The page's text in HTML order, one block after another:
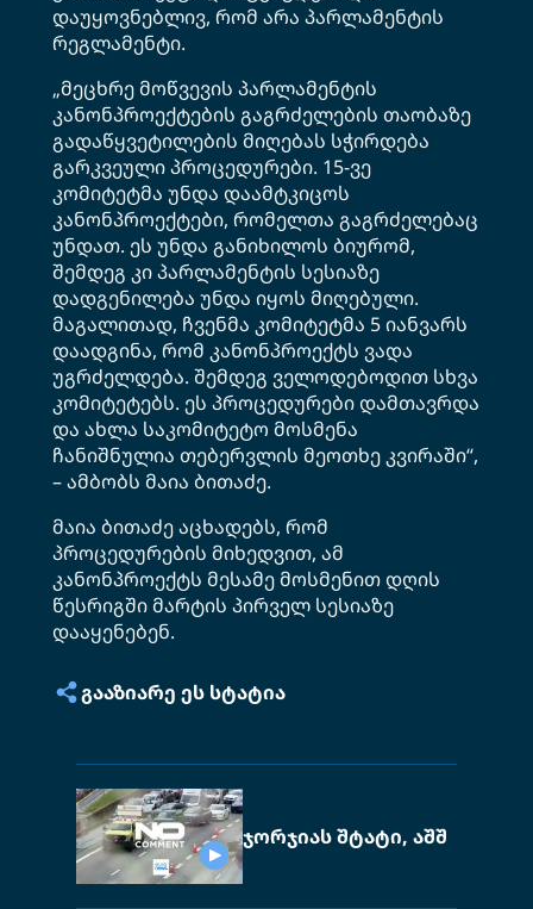
დაუყოვნებლივ, რომ არა პარლამენტის
რეგლამენტი.
„მეცხრე მოწვევის პარლამენტის
კანონპროექტების გაგრძელების თაობაზე
გადაწყვეტილების მიღებას სჭირდება
გარკვეული პროცედურები. 15-ვე
კომიტეტმა უნდა დაამტკიცოს
კანონპროექტები, რომელთა გაგრძელებაც
უნდათ. ეს უნდა განიხილოს ბიურომ,
შემდეგ კი პარლამენტის სესიაზე
დადგენილება უნდა იყოს მიღებული.
მაგალითად, ჩვენმა კომიტეტმა 5 იანვარს
დაადგინა, რომ კანონპროექტს ვადა
უგრძელდება. შემდეგ ველოდებოდით სხვა
კომიტეტებს. ეს პროცედურები დამთავრდა
და ახლა საკომიტეტო მოსმენა
ჩანიშნულია თებერვლის მეოთხე კვირაში“,
– ამბობს მაია ბითაძე.
მაია ბითაძე აცხადებს, რომ
პროცედურების მიხედვით, ამ
კანონპროექტს მესამე მოსმენით დღის
წესრიგში მარტის პირველ სესიაზე
დააყენებენ.
ᲒᲐᲐᲖᲘᲐᲠᲔ ᲔᲡ ᲡᲢᲐᲢᲘᲐ
ჯორჯიას შტატი, აშშ